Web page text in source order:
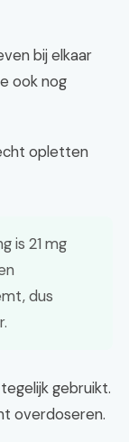
bij elkaar
ook nog
opletten
is 21 mg
dus
gebruikt.
overdoseren.